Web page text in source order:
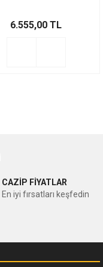
6.555,00 TL
CAZİP FİYATLAR
En iyi fırsatları keşfedin